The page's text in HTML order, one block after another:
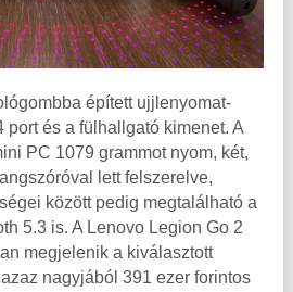
épített ujjlenyomat-
és a fülhallgató kimenet. A
PC 1079 grammot nyom, két,
lett felszerelve,
között pedig megtalálható a
5.3 is. A Lenovo Legion Go 2
megjelenik a kiválasztott
nagyjából 391 ezer forintos